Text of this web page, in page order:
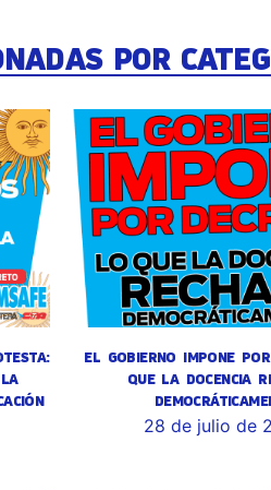
POR
EL GOBIERNO IMPONE
QUE LA DOCENCIA
28 de julio de